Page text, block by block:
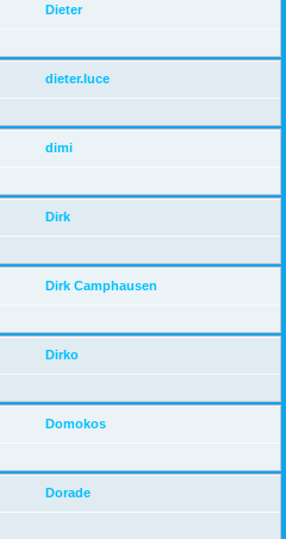
Dieter
dieter.luce
dimi
Dirk
Dirk Camphausen
Dirko
Domokos
Dorade